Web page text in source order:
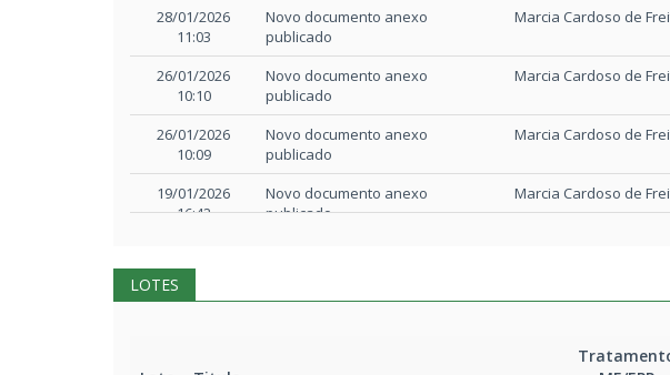
Projeto básico/Termo de referência Projeto Sistema Viário
Projeto básico/Termo de referência Projeto Urbanístico
Projeto básico/Termo de referência Projeto Urbanístico
Projeto básico/Termo de referência Projeto Urbanístico
Projeto básico/Termo de referência
28/01/2026
11:03
Novo documento anexo
publicado
Marcia Cardoso de
26/01/2026
10:10
Novo documento anexo
publicado
Marcia Cardoso de
26/01/2026
10:09
Novo documento anexo
publicado
Marcia Cardoso de
19/01/2026
16:42
Novo documento anexo
publicado
Marcia Cardoso de
16:41
02/01/2026
Marcia Cardoso de
LOTES